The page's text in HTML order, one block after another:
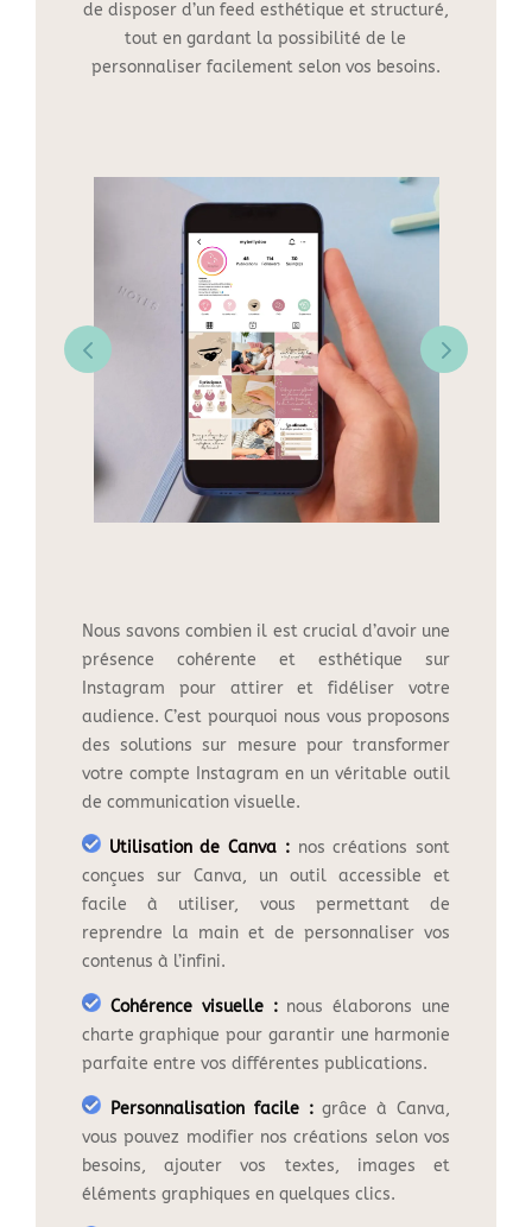
de disposer d’un feed esthétique et structuré,
tout en gardant la possibilité de le
personnaliser facilement selon vos besoins.
Nous savons combien il est crucial d’avoir une
présence cohérente et esthétique sur
Instagram pour attirer et fidéliser votre
audience. C’est pourquoi nous vous proposons
des solutions sur mesure pour transformer
votre compte Instagram en un véritable outil
de communication visuelle.
Utilisation de Canva :nos créations sont
conçues sur Canva, un outil accessible et
facile à utiliser, vous permettant de
reprendre la main et de personnaliser vos
contenus à l’infini.
Cohérence visuelle :nous élaborons une
charte graphique pour garantir une harmonie
parfaite entre vos différentes publications.
Personnalisation facile :grâce à Canva,
vous pouvez modifier nos créations selon vos
besoins, ajouter vos textes, images et
éléments graphiques en quelques clics.